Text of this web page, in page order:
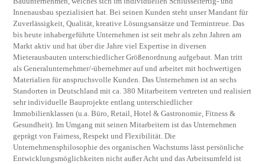
Innenausbau spezialisiert hat. Bei seinen Kunden steht unser Mandant für
Zuverlässigkeit, Qualität, kreative Lösungsansätze und Termintreue. Das
bis heute inhabergeführte Unternehmen ist seit mehr als zehn Jahren am
Markt aktiv und hat über die Jahre viel Expertise in diversen
Mieterausbauten unterschiedlicher Größenordnung aufgebaut. Man tritt
als Generalunternehmer/-übernehmer auf und arbeitet mit hochwertigen
Materialien für anspruchsvolle Kunden. Das Unternehmen ist an sechs
Standorten in Deutschland mit ca. 380 Mitarbeitern vertreten und realisiert
sehr individuelle Bauprojekte entlang unterschiedlicher
Immobilienklassen (u.a. Büro, Retail, Hotel & Gastronomie, Fitness &
Gesundheit). Im Umgang mit seinen Mitarbeitern ist das Unternehmen
geprägt von Fairness, Respekt und Flexibilität. Die
Unternehmensphilosophie des organischen Wachstums lässt persönliche
Entwicklungsmöglichkeiten nicht außer Acht und das Arbeitsumfeld ist